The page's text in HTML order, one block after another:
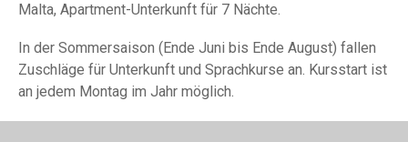
Malta, Apartment-Unterkunft für 7 Nächte.
In der Sommersaison (Ende Juni bis Ende August) fallen
Zuschläge für Unterkunft und Sprachkurse an. Kursstart ist
an jedem Montag im Jahr möglich.